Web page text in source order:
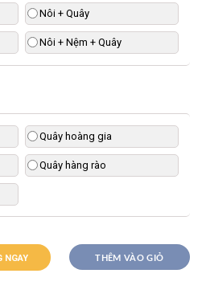
Nôi + Quây
Nôi + Nệm + Quây
Quây hoàng gia
Quây hàng rào
THÊM VÀO GIỎ
NGAY